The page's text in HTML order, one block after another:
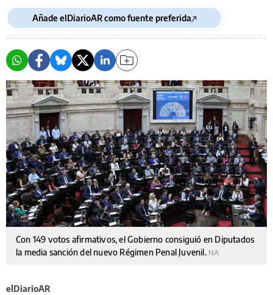
Añade elDiarioAR como fuente preferida
Con 149 votos afirmativos, el Gobierno consiguió en Diputados
la media sanción del nuevo Régimen Penal Juvenil. NA
elDiarioAR